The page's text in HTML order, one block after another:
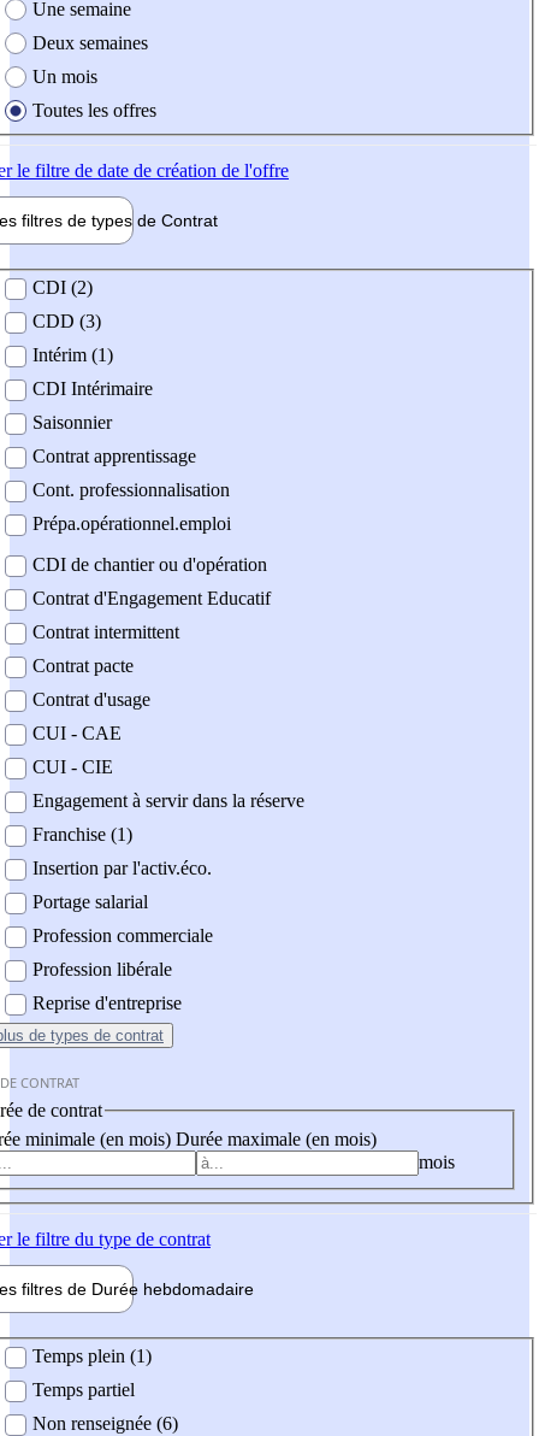
Une semaine
Deux semaines
Un mois
Toutes les offres
le filtre de date de création de l'offre
filtres de types de Contrat
contrat
CDI (2)
CDD (3)
Intérim (1)
CDI Intérimaire
Saisonnier
Contrat apprentissage
Cont. professionnalisation
Prépa.opérationnel.emploi
CDI de chantier ou d'opération
Contrat d'Engagement Educatif
Contrat intermittent
Contrat pacte
Contrat d'usage
CUI - CAE
CUI - CIE
Engagement à servir dans la réserve
Franchise (1)
Insertion par l'activ.éco.
Portage salarial
Profession commerciale
Profession libérale
Reprise d'entreprise
de types de contrat
CONTRAT
de contrat
minimale (en mois) Durée maximale (en mois)
mois
le filtre du type de contrat
filtres de Durée hebdomadaire
Temps plein (1)
Temps partiel
Non renseignée (6)